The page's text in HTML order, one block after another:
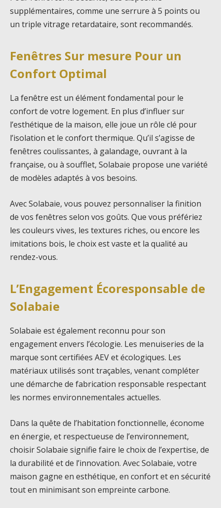
supplémentaires, comme une serrure à 5 points ou
un triple vitrage retardataire, sont recommandés.
Fenêtres Sur mesure Pour un
Confort Optimal
La fenêtre est un élément fondamental pour le
confort de votre logement. En plus d’influer sur
l’esthétique de la maison, elle joue un rôle clé pour
l’isolation et le confort thermique. Qu’il s’agisse de
fenêtres coulissantes, à galandage, ouvrant à la
française, ou à soufflet, Solabaie propose une variété
de modèles adaptés à vos besoins.
Avec Solabaie, vous pouvez personnaliser la finition
de vos fenêtres selon vos goûts. Que vous préfériez
les couleurs vives, les textures riches, ou encore les
imitations bois, le choix est vaste et la qualité au
rendez-vous.
L’Engagement Écoresponsable de
Solabaie
Solabaie est également reconnu pour son
engagement envers l’écologie. Les menuiseries de la
marque sont certifiées AEV et écologiques. Les
matériaux utilisés sont traçables, venant compléter
une démarche de fabrication responsable respectant
les normes environnementales actuelles.
Dans la quête de l’habitation fonctionnelle, économe
en énergie, et respectueuse de l’environnement,
choisir Solabaie signifie faire le choix de l’expertise, de
la durabilité et de l’innovation. Avec Solabaie, votre
maison gagne en esthétique, en confort et en sécurité
tout en minimisant son empreinte carbone.